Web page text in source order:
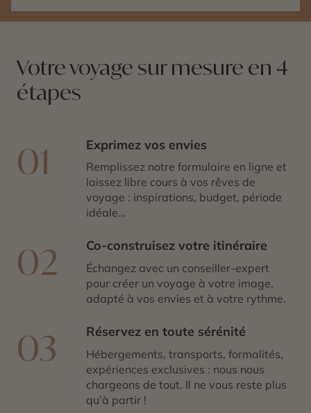
Votre voyage sur mesure en 4
étapes
01 Exprimez vos envies
Remplissez notre formulaire en ligne et
laissez libre cours à vos rêves de
voyage : inspirations, budget, période
idéale…
02 Co-construisez votre itinéraire
Échangez avec un conseiller-expert
pour créer un voyage à votre image,
adapté à vos envies et à votre rythme.
03 Réservez en toute sérénité
Hébergements, transports, formalités,
expériences exclusives : nous nous
chargeons de tout. Il ne vous reste plus
qu’à partir !